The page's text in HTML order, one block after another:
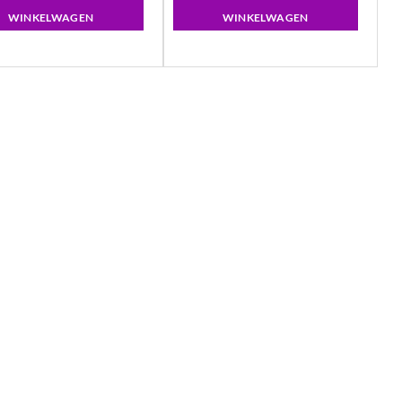
WINKELWAGEN WINKELWAGEN